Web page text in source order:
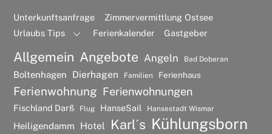
Unterkunftsanfrage
Zimmervermittlung Ostsee
Urlaubs Tips
Ferienkalender Gastgeber
Allgemein Angebote Angeln Bad Doberan
Boltenhagen Dierhagen Familien Ferienhaus
Ferienwohnung Ferienwohnungen
Fischland Darß Flug HanseSail Hansestadt Wismar
Heiligendamm Hotel Karl´s Kühlungsborn